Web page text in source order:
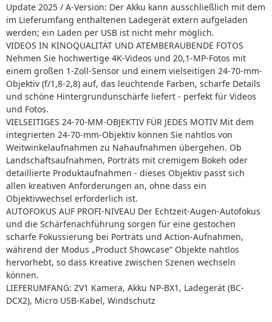
Update 2025 / A-Version: Der Akku kann ausschließlich mit dem
im Lieferumfang enthaltenen Ladegerät extern aufgeladen
werden; ein Laden per USB ist nicht mehr möglich.
VIDEOS IN KINOQUALITÄT UND ATEMBERAUBENDE FOTOS
Nehmen Sie hochwertige 4K-Videos und 20,1-MP-Fotos mit
einem großen 1-Zoll-Sensor und einem vielseitigen 24-70-mm-
Objektiv (f/1,8-2,8) auf, das leuchtende Farben, scharfe Details
und schöne Hintergrundunschärfe liefert - perfekt für Videos
und Fotos.
VIELSEITIGES 24-70-MM-OBJEKTIV FÜR JEDES MOTIV Mit dem
integrierten 24-70-mm-Objektiv können Sie nahtlos von
Weitwinkelaufnahmen zu Nahaufnahmen übergehen. Ob
Landschaftsaufnahmen, Porträts mit cremigem Bokeh oder
detaillierte Produktaufnahmen - dieses Objektiv passt sich
allen kreativen Anforderungen an, ohne dass ein
Objektivwechsel erforderlich ist.
AUTOFOKUS AUF PROFI-NIVEAU Der Echtzeit-Augen-Autofokus
und die Schärfenachführung sorgen für eine gestochen
scharfe Fokussierung bei Porträts und Action-Aufnahmen,
während der Modus „Product Showcase“ Objekte nahtlos
hervorhebt, so dass Kreative zwischen Szenen wechseln
können.
LIEFERUMFANG: ZV1 Kamera, Akku NP-BX1, Ladegerät (BC-
DCX2), Micro USB-Kabel, Windschutz